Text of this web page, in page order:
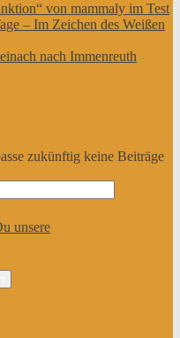
von mammaly im Test
– Im Zeichen des Weißen
nach Immenreuth
zukünftig keine Beiträge
unsere